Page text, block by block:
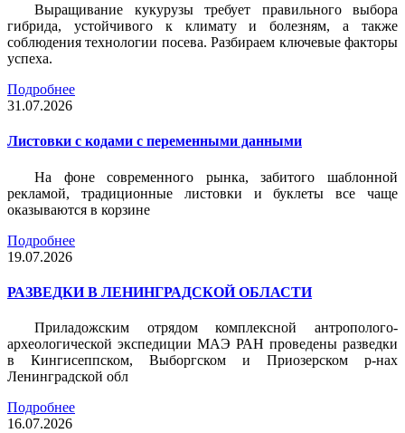
Выращивание кукурузы требует правильного выбора
гибрида, устойчивого к климату и болезням, а также
соблюдения технологии посева. Разбираем ключевые факторы
успеха.
Подробнее
31.07.2026
Листовки c кодами с переменными данными
На фоне современного рынка, забитого шаблонной
рекламой, традиционные листовки и буклеты все чаще
оказываются в корзине
Подробнее
19.07.2026
РАЗВЕДКИ В ЛЕНИНГРАДСКОЙ ОБЛАСТИ
Приладожским отрядом комплексной антрополого-
археологической экспедиции МАЭ РАН проведены разведки
в Кингисеппском, Выборгском и Приозерском р-нах
Ленинградской обл
Подробнее
16.07.2026